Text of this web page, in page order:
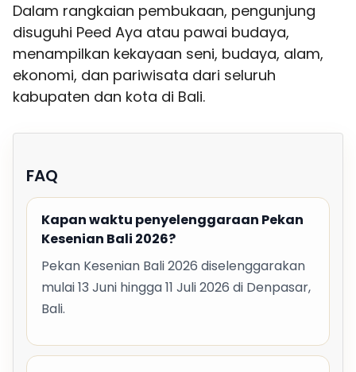
Dalam rangkaian pembukaan, pengunjung
disuguhi Peed Aya atau pawai budaya,
menampilkan kekayaan seni, budaya, alam,
ekonomi, dan pariwisata dari seluruh
kabupaten dan kota di Bali.
FAQ
Kapan waktu penyelenggaraan Pekan
Kesenian Bali 2026?
Pekan Kesenian Bali 2026 diselenggarakan
mulai 13 Juni hingga 11 Juli 2026 di Denpasar,
Bali.